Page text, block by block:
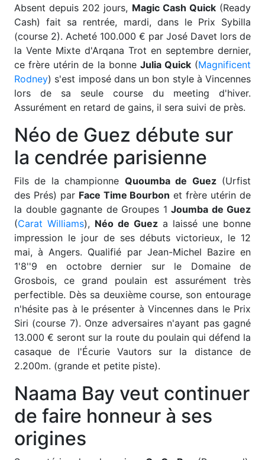
Absent depuis 202 jours, Magic Cash Quick(Ready
Cash) fait sa rentrée, mardi, dans le Prix Sybilla
(course 2). Acheté 100.000 € par José Davet lors de
la Vente Mixte d'Arqana Trot en septembre dernier,
ce frère utérin de la bonne Julia Quick(Magnificent
Rodney) s'est imposé dans un bon style à Vincennes
lors de sa seule course du meeting d'hiver.
Assurément en retard de gains, il sera suivi de près.
Néo de Guez débute sur
la cendrée parisienne
Fils de la championne Quoumba de Guez(Urfist
des Prés) par Face Time Bourbon et frère utérin de
la double gagnante de Groupes 1 Joumba de Guez
(Carat Williams), Néo de Guez a laissé une bonne
impression le jour de ses débuts victorieux, le 12
mai, à Angers. Qualifié par Jean-Michel Bazire en
1'8''9 en octobre dernier sur le Domaine de
Grosbois, ce grand poulain est assurément très
perfectible. Dès sa deuxième course, son entourage
n'hésite pas à le présenter à Vincennes dans le Prix
Siri (course 7). Onze adversaires n'ayant pas gagné
13.000 € seront sur la route du poulain qui défend la
casaque de l'Écurie Vautors sur la distance de
2.200m. (grande et petite piste).
Naama Bay veut continuer
de faire honneur à ses
origines